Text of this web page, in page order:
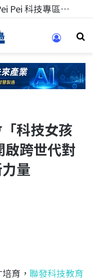
科技專區!
科技女孩
啟跨世代對
量
育， 聯發科技教育